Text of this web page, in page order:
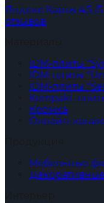
Яндекс Карты 4.5 /5
отзывов
IDM-плиты
IDM-плиты
IDM-плиты
Kompakt-
Кромка
Онлайн-
Мебельные